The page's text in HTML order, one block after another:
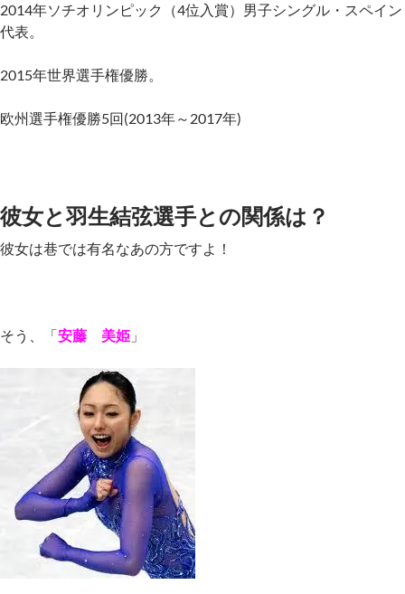
2014年ソチオリンピック（4位入賞）男子シングル・スペイン
代表。
2015年世界選手権優勝。
欧州選手権優勝5回(2013年～2017年)
彼女と羽生結弦選手との関係は？
彼女は巷では有名なあの方ですよ！
そう、「安藤 美姫 」